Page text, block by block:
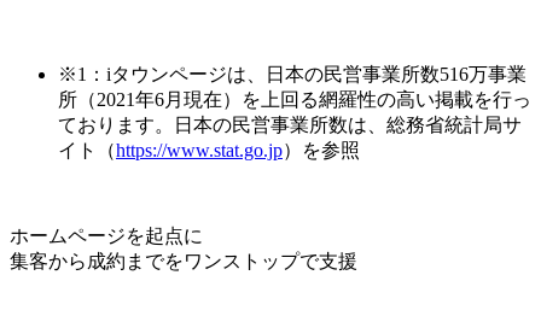
※1：iタウンページは、日本の民営事業所数516万事業
所（2021年6月現在）を上回る網羅性の高い掲載を行っ
ております。日本の民営事業所数は、総務省統計局サ
イト（https://www.stat.go.jp）を参照
ホームページを起点に
集客から成約までをワンストップで支援